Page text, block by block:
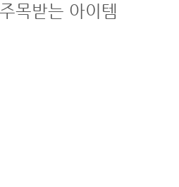
목받는 아이템